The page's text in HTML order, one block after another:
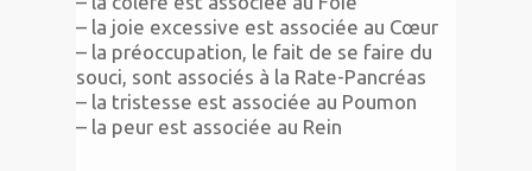
– la joie excessive est associée au Cœur
– la préoccupation, le fait de se faire du
souci, sont associés à la Rate-Pancréas
– la tristesse est associée au Poumon
– la peur est associée au Rein